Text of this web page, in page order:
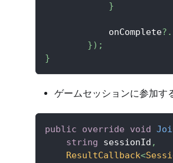
}
            onComplete
?.
}) ;
}
ゲームセッションに参加す
public override void
string sessionId ,
ResultCallback<